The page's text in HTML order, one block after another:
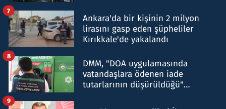
Ankara'da bir kişinin 2 milyon
lirasını gasp eden şüpheliler
Kırıkkale'de yakalandı
7
DMM, "DOA uygulamasında
vatandaşlara ödenen iade
tutarlarının düşürüldüğü"
8
9